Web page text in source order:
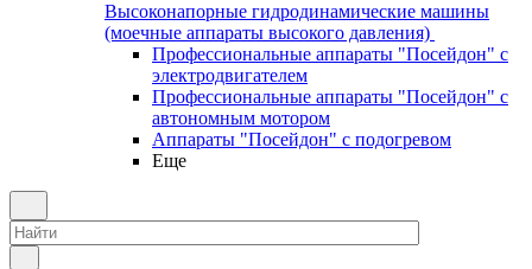
Высоконапорные гидродинамические машины
(моечные аппараты высокого давления)
Профессиональные аппараты "Посейдон" с
электродвигателем
Профессиональные аппараты "Посейдон" с
автономным мотором
Аппараты "Посейдон" с подогревом
Еще